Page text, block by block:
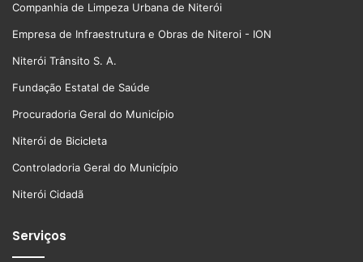
Companhia de Limpeza Urbana de Niterói
Empresa de Infraestrutura e Obras de Niteroi - ION
Niterói Trânsito S. A.
Fundação Estatal de Saúde
Procuradoria Geral do Município
Niterói de Bicicleta
Controladoria Geral do Município
Niterói Cidadã
Serviços